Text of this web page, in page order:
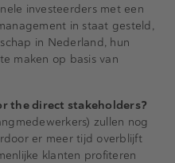
investeerders met een
in staat gesteld,
in Nederland, hun
maken op basis van
the direct stakeholders?
zullen nog
er meer tijd overblijft
klanten profiteren